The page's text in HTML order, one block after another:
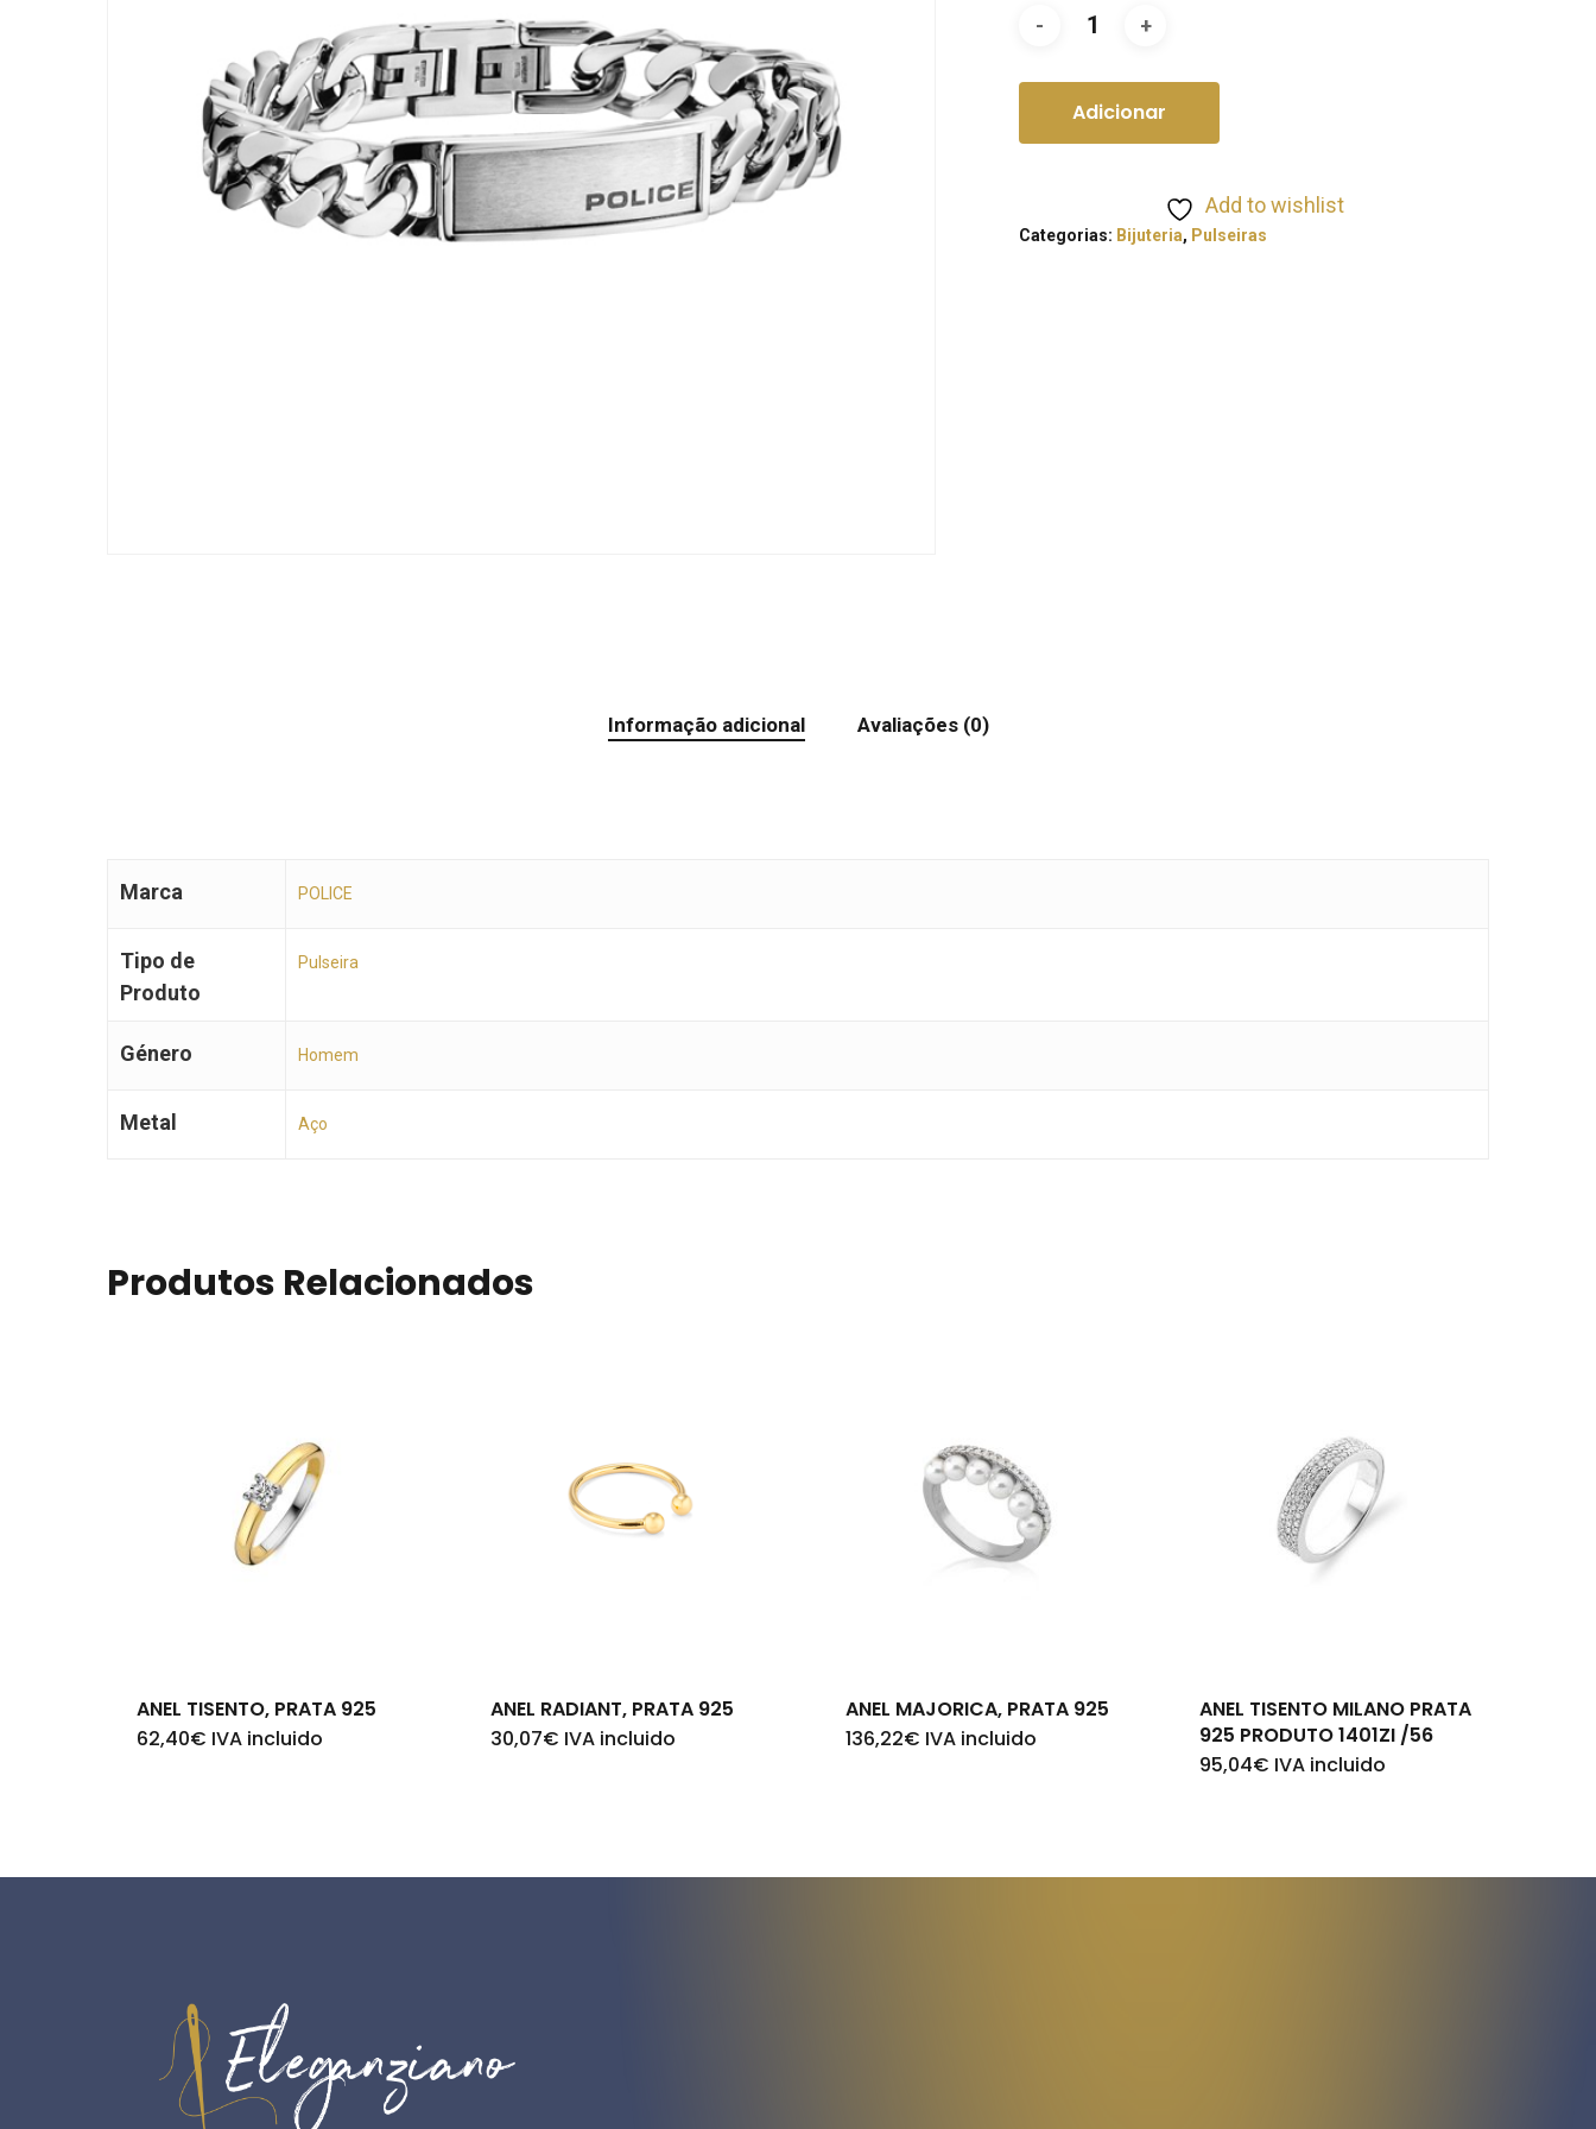
Adicionar
Add to wishlist
Categorias: Bijuteria, Pulseiras
Informação adicional Avaliações (0)
Marca POLICE
Tipo de
Produto
Pulseira
Género Homem
Metal Aço
Produtos Relacionados
ANEL TISENTO, PRATA 925
62,40€ IVA incluido
ANEL RADIANT, PRATA 925
30,07€ IVA incluido
ANEL MAJORICA, PRATA 925
136,22€ IVA incluido
ANEL TISENTO MILANO PRATA
925 PRODUTO 1401ZI /56
95,04€ IVA incluido